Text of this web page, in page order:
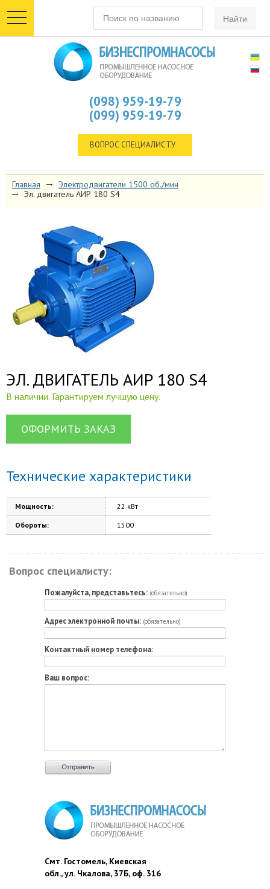
toggle
navigation
(098) 959-19-79
(099) 959-19-79
ВОПРОС СПЕЦИАЛИСТУ
Главная
Электродвигатели 1500 об./мин
Эл. двигатель АИР 180 S4
ЭЛ. ДВИГАТЕЛЬ АИР 180 S4
В наличии. Гарантируем лучшую цену.
ОФОРМИТЬ ЗАКАЗ
Технические характеристики
Мощность: 22 кВт
Обороты: 1500
Вопрос специалисту:
Пожалуйста, представьтесь: (обязательно)
Адрес электронной почты: (обязательно)
Контактный номер телефона:
Ваш вопрос:
Смт. Гостомель, Киевская
обл., ул. Чкалова, 37Б, оф. 316